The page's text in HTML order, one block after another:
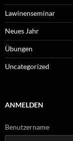
Lawinenseminar
Neues Jahr
Übungen
Uncategorized
ANMELDEN
Benutzername